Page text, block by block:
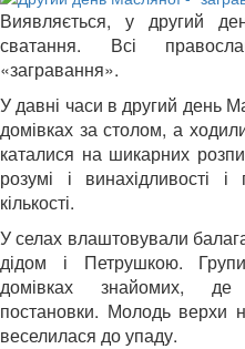
Виявляється, у другий
сватання. Всі
«загравання».
У давні часи в другий день
домівках за столом, а
каталися на шикарних
розумі і винахідливості
кількості.
У селах влаштовували
дідом і Петрушкою.
домівках знайомих, де
постановки. Молодь верхи
веселилася до упаду.